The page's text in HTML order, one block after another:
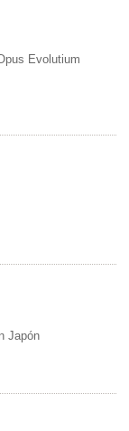
Evolutium
Japón